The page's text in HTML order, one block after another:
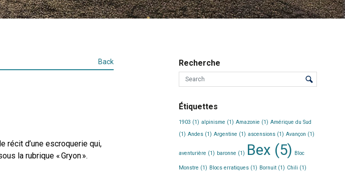
Back
récit d’une escroquerie qui,
la rubrique « Gryon ».
Recherche
Étiquettes
1903 (1) alpinisme (1) Amazonie (1) Amérique du Sud
(1) Andes(1) Argentine (1) ascensions(1) Avançon (1)
aventurière (1) baronne (1) Bex (5) Bloc
Monstre (1) Blocs erratiques(1) Bornuit(1) Chili (1)